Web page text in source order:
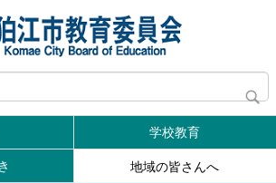
学校教育
地域の皆さんへ